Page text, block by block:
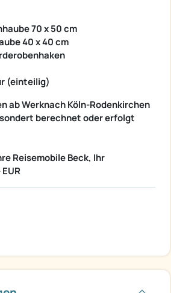
70 x 50 cm
40 x 40 cm
(einteilig)
ab Werknach Köln-Rodenkirchen
berechnet oder erfolgt
Reisemobile Beck, Ihr